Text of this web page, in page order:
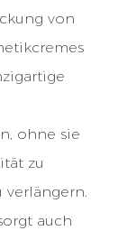
von
ohne sie
zu
auch